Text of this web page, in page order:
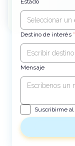
Estado
Destino de interés *
Mensaje
Suscribirme al